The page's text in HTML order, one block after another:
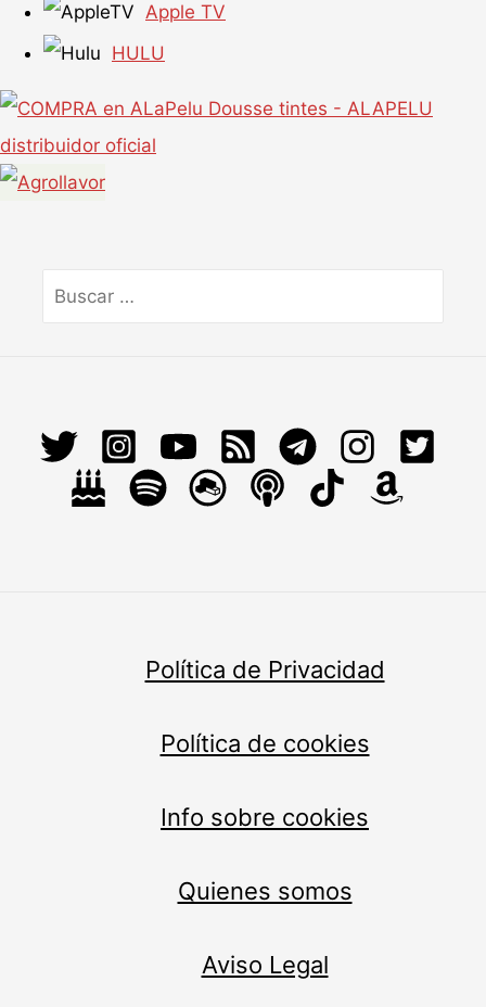
Apple TV
HULU
por:
Política de Privacidad
Política de cookies
Info sobre cookies
Quienes somos
Aviso Legal